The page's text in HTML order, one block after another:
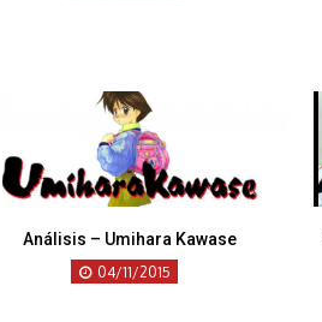
Análisis – Umihara Kawase
04/11/2015